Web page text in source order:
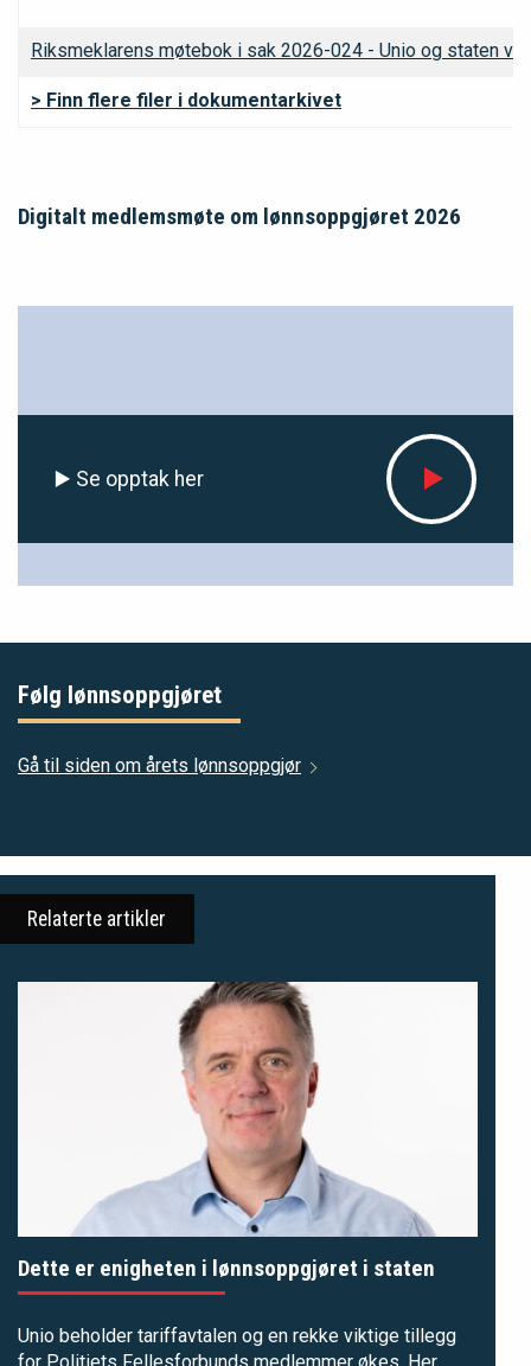
Riksmeklarens møtebok i sak 2026-024 - Unio og staten
> Finn flere filer i dokumentarkivet
Digitalt medlemsmøte om lønnsoppgjøret 2026
▶️ Se opptak her
Følg lønnsoppgjøret
Gå til siden om årets lønnsoppgjør
Relaterte artikler
Dette er enigheten i lønnsoppgjøret i staten
Unio beholder tariffavtalen og en rekke viktige tillegg